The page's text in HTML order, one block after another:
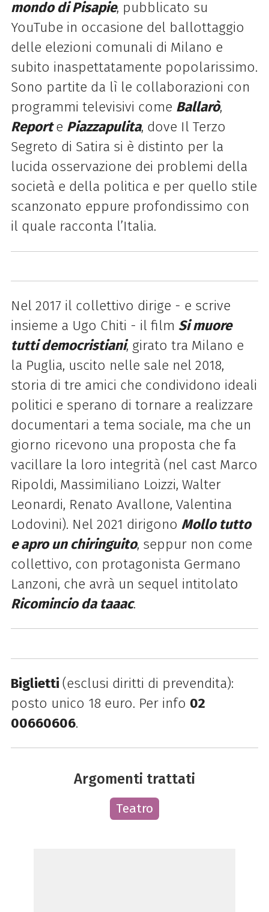
mondo di Pisapie, pubblicato su
YouTube in occasione del ballottaggio
delle elezioni comunali di Milano e
subito inaspettatamente popolarissimo.
Sono partite da lì le collaborazioni con
programmi televisivi come Ballarò,
Reporte Piazzapulita, dove Il Terzo
Segreto di Satira si è distinto per la
lucida osservazione dei problemi della
società e della politica e per quello stile
scanzonato eppure profondissimo con
il quale racconta l’Italia.
Nel 2017 il collettivo dirige - e scrive
insieme a Ugo Chiti - il film Si muore
tutti democristiani, girato tra Milano e
la Puglia, uscito nelle sale nel 2018,
storia di tre amici che condividono ideali
politici e sperano di tornare a realizzare
documentari a tema sociale, ma che un
giorno ricevono una proposta che fa
vacillare la loro integrità (nel cast Marco
Ripoldi, Massimiliano Loizzi, Walter
Leonardi, Renato Avallone, Valentina
Lodovini). Nel 2021 dirigono Mollo tutto
e apro un chiringuito, seppur non come
collettivo, con protagonista Germano
Lanzoni, che avrà un sequel intitolato
Ricomincio da taaac.
Biglietti (esclusi diritti di prevendita):
posto unico 18 euro. Per info 02
00660606.
Argomenti trattati
Teatro